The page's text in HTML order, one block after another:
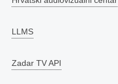
LLMS
Zadar TV API